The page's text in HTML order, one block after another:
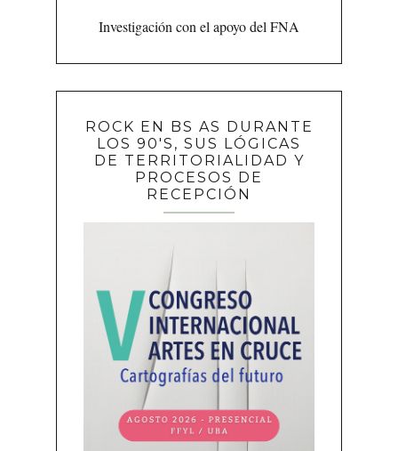
Investigación con el apoyo del FNA
ROCK EN BS AS DURANTE
LOS 90'S, SUS LÓGICAS
DE TERRITORIALIDAD Y
PROCESOS DE
RECEPCIÓN